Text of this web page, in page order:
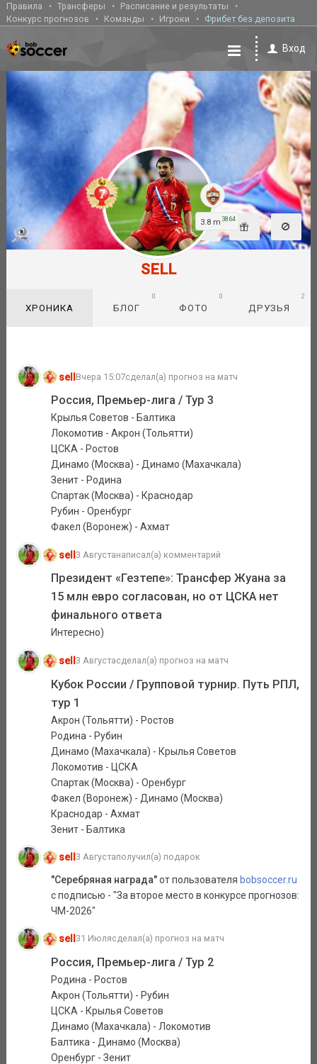
Правила Трансферы
Расписание и результаты
Конкурс прогнозов
Команды Игроки Фрибет без депозита
Вход
3.8 m 3864
SELL
ХРОНИКА БЛОГ
0
ФОТО
0
ДРУЗЬЯ
2
sell Вчера 15:07сделал(а) прогноз на матч
Россия, Премьер-лига / Тур 3
Крылья Советов - Балтика
Локомотив - Акрон (Тольятти)
ЦСКА - Ростов
Динамо (Москва) - Динамо (Махачкала)
Зенит - Родина
Спартак (Москва) - Краснодар
Рубин - Оренбург
Факел (Воронеж) - Ахмат
sell3 Августанаписал(а) комментарий
Президент «Гезтепе»: Трансфер Жуана за
15 млн евро согласован, но от ЦСКА нет
финального ответа
Интересно)
sell3 Августасделал(а) прогноз на матч
Кубок России / Групповой турнир. Путь РПЛ,
тур 1
Акрон (Тольятти) - Ростов
Родина - Рубин
Динамо (Махачкала) - Крылья Советов
Локомотив - ЦСКА
Спартак (Москва) - Оренбург
Факел (Воронеж) - Динамо (Москва)
Краснодар - Ахмат
Зенит - Балтика
sell3 Августаполучил(а) подарок
"Серебряная награда"от пользователя bobsoccer.ru
с подписью - "За второе место в конкурсе прогнозов:
ЧМ-2026"
sell31 Июлясделал(а) прогноз на матч
Россия, Премьер-лига / Тур 2
Родина - Ростов
Акрон (Тольятти) - Рубин
ЦСКА - Крылья Советов
Динамо (Махачкала) - Локомотив
Балтика - Динамо (Москва)
Оренбург - Зенит